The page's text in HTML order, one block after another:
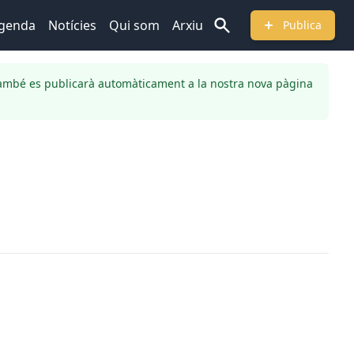
Notícies Qui som Arxiu Publica
es publicarà automàticament a la nostra nova pàgina